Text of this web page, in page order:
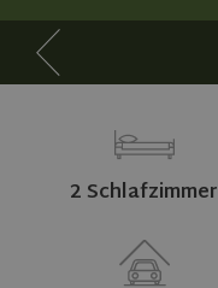
2 Schlafzimmer